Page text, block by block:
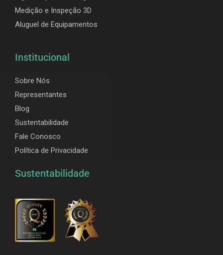
Medição e Inspeção 3D
Aluguel de Equipamentos
Institucional
Sobre Nós
Representantes
Blog
Sustentabilidade
Fale Conosco
Política de Privacidade
Sustentabilidade